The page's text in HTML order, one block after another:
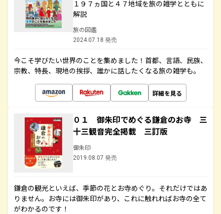
１９７ヵ国と４７地域を旅の雑学とともに
解説
旅の図鑑
2024.07.18 発売
今こそ学びたい世界のことを集めました！首都、言語、民族、
宗教、特長、現地の挨拶、誰かに話したくなる旅の雑学も。
詳細を見る
０１ 御朱印でめぐる鎌倉のお寺 三
十三観音完全掲載 三訂版
御朱印
2019.08.07 発売
鎌倉の観光といえば、季節の花とお寺めぐり。それだけではあ
りません。お寺には御朱印があり、これに触れればお寺の全て
がわかるのです！